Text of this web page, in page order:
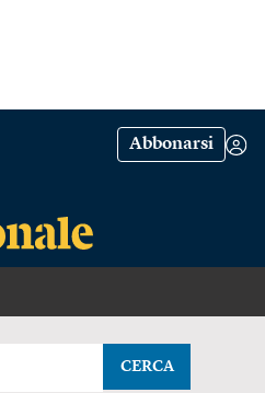
Abbonarsi
CERCA